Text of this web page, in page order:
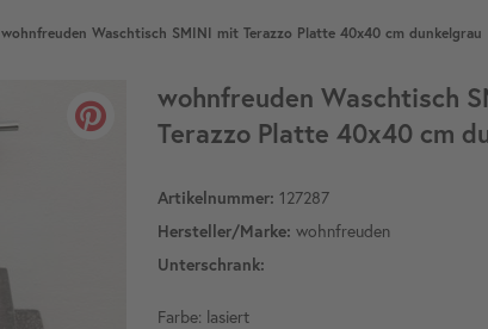
wohnfreuden Waschtisch SMINI mit Terazzo Platte 40x40 cm dunkelgrau
wohnfreuden Waschtisch
Terazzo Platte 40x40 cm
Artikelnummer: 127287
Hersteller/Marke: wohnfreuden
Unterschrank:
Farbe: lasiert